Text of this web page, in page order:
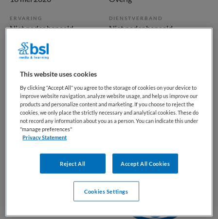
ERVARING
Niet nader bepaald
DIENSTVERBAND
Niet nader bepaald
Vacature niet beschikbaar
Deze vacature Verzorgende IG Midden Zeeuws-Vlaanderen
bij ZorgSaam-Zeeuws Vlaanderen is niet meer actueel.
Hieronder staan enkele vergelijkbare vacatures die voor u
wellicht interessant zijn.
This website uses cookies
By clicking “Accept All” you agree to the storage of cookies on your device to
improve website navigation, analyze website usage, and help us improve our
products and personalize content and marketing. If you choose to reject the
cookies, we only place the strictly necessary and analytical cookies. These do
not record any information about you as a person. You can indicate this under
"manage preferences"
Privacy Statement
Reject All Accept All Cookies
Cookies Settings